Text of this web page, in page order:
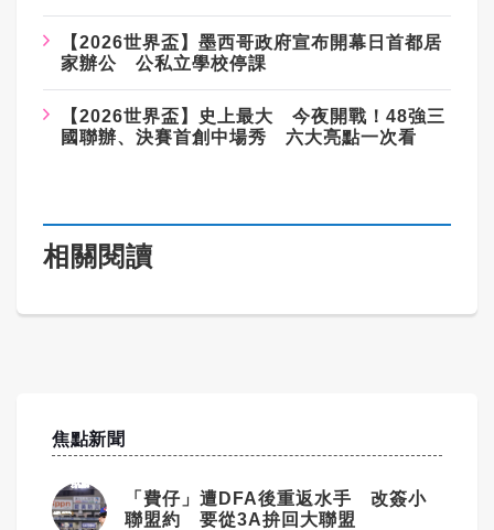
【2026世界盃】墨西哥政府宣布開幕日首都居
家辦公 公私立學校停課
【2026世界盃】史上最大 今夜開戰！48強三
國聯辦、決賽首創中場秀 六大亮點一次看
相關閱讀
焦點新聞
「費仔」遭DFA後重返水手 改簽小
聯盟約 要從3A拚回大聯盟